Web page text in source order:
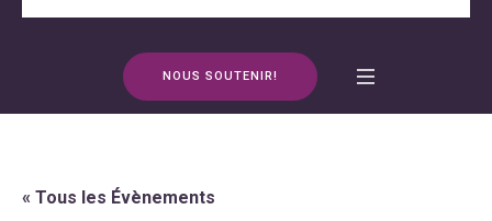
NOUS SOUTENIR!
« Tous les Évènements